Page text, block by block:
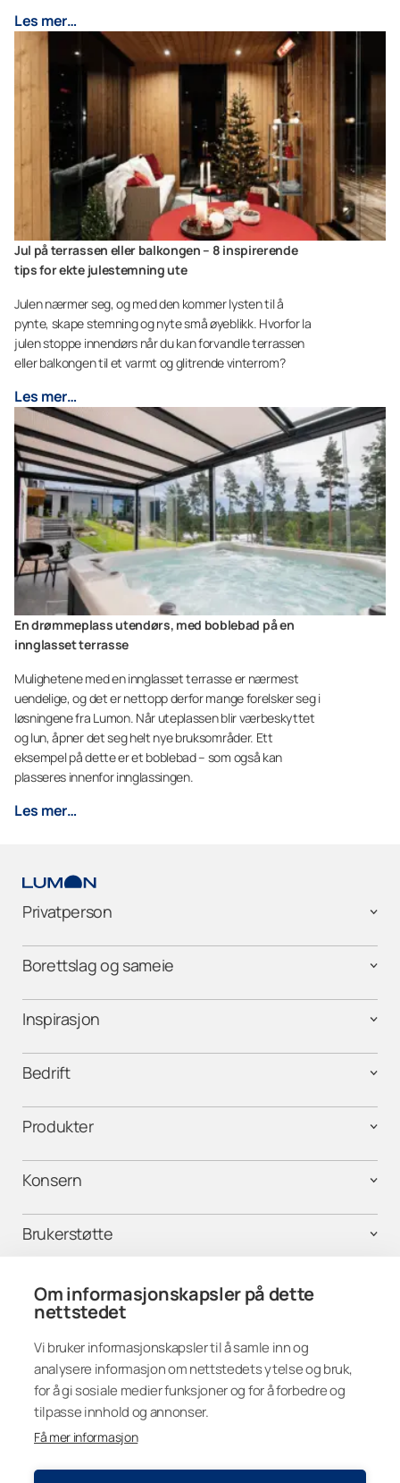
Om informasjonskapsler på dette
nettstedet
Vi bruker informasjonskapsler til å samle inn og
analysere informasjon om nettstedets ytelse og bruk,
for å gi sosiale medier funksjoner og for å forbedre og
tilpasse innhold og annonser.
Få mer informasjon
Les mer…
Jul på terrassen eller balkongen – 8 inspirerende
tips for ekte julestemning ute
Julen nærmer seg, og med den kommer lysten til å
pynte, skape stemning og nyte små øyeblikk. Hvorfor la
julen stoppe innendørs når du kan forvandle terrassen
eller balkongen til et varmt og glitrende vinterrom?
Les mer…
En drømmeplass utendørs, med boblebad på en
innglasset terrasse
Mulighetene med en innglasset terrasse er nærmest
uendelige, og det er nettopp derfor mange forelsker seg i
løsningene fra Lumon. Når uteplassen blir værbeskyttet
og lun, åpner det seg helt nye bruksområder. Ett
eksempel på dette er et boblebad – som også kan
plasseres innenfor innglassingen.
Les mer…
Privatperson
Borettslag og sameie
Inspirasjon
Bedrift
Produkter
Konsern
Brukerstøtte
Kontakt oss
Finn oss i sosiale medier
Norway